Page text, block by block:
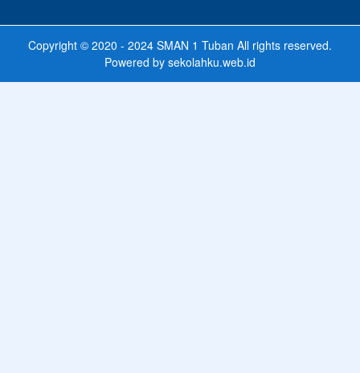
Copyright © 2020 - 2024 SMAN 1 Tuban All rights reserved.
Powered by sekolahku.web.id